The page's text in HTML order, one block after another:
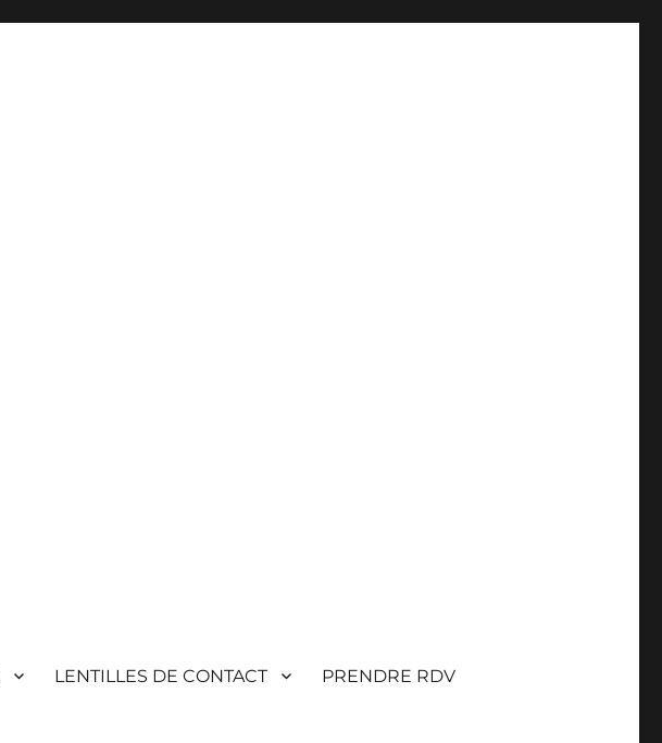
LENTILLES DE CONTACT PRENDRE RDV